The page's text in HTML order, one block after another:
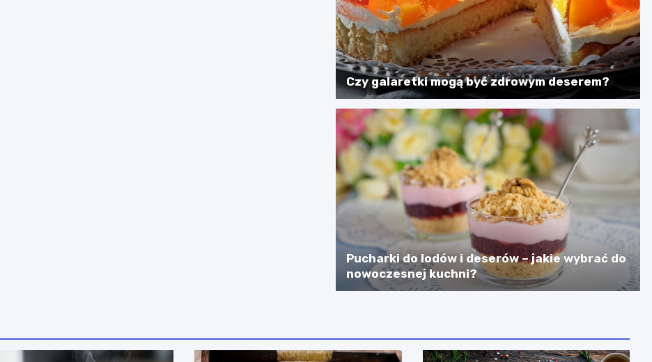
Czy galaretki mogą być zdrowym deserem?
Pucharki do lodów i deserów – jakie wybrać do
nowoczesnej kuchni?